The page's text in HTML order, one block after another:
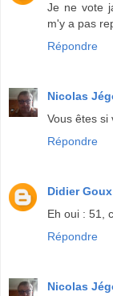
Je ne vote
m'y a pas
Répondre
Nicolas
Vous êtes si
Répondre
Didier Goux
Eh oui : 51,
Répondre
Nicolas